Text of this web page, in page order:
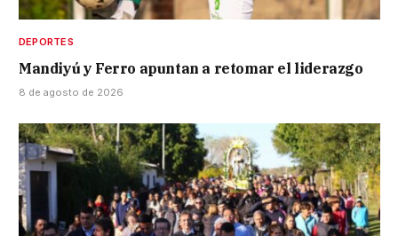
DEPORTES
Mandiyú y Ferro apuntan a retomar el liderazgo
8 de agosto de 2026